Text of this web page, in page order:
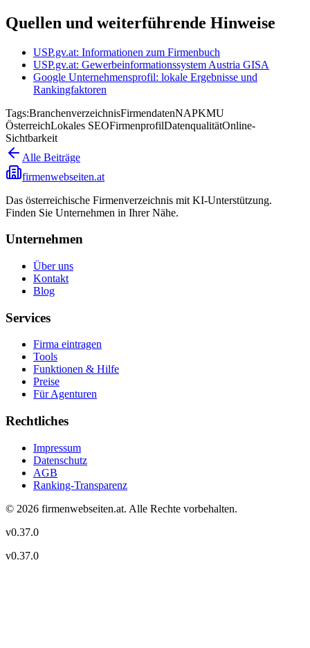
Quellen und weiterführende Hinweise
USP.gv.at: Informationen zum Firmenbuch
USP.gv.at: Gewerbeinformationssystem Austria GISA
Google Unternehmensprofil: lokale Ergebnisse und
Rankingfaktoren
Tags:BranchenverzeichnisFirmendatenNAPKMU
ÖsterreichLokales SEOFirmenprofilDatenqualitätOnline-
Sichtbarkeit
Alle Beiträge
firmenwebseiten.at
Das österreichische Firmenverzeichnis mit KI-Unterstützung.
Finden Sie Unternehmen in Ihrer Nähe.
Unternehmen
Über uns
Kontakt
Blog
Services
Firma eintragen
Tools
Funktionen & Hilfe
Preise
Für Agenturen
Rechtliches
Impressum
Datenschutz
AGB
Ranking-Transparenz
© 2026 firmenwebseiten.at. Alle Rechte vorbehalten.
v0.37.0
v0.37.0